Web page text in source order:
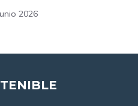
2026